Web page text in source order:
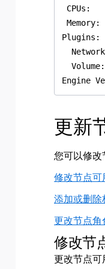
更新
您可以修改
修改节点可
添加或删
更改节点角
修改节
更改节点可